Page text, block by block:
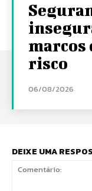
marcos
risco
06/08/2026
DEIXE UMA